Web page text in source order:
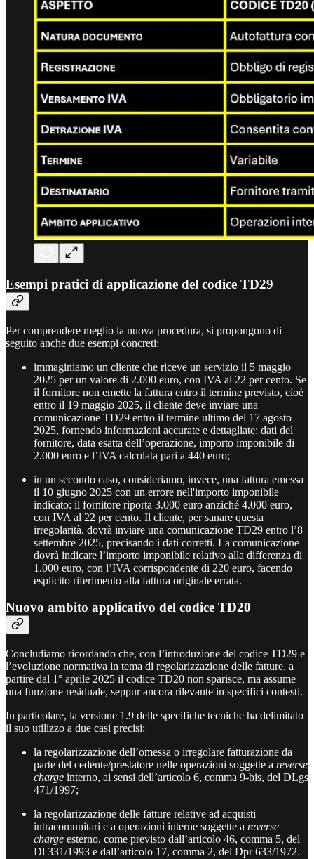
Esempi pratici di applicazione del codice TD29
Per comprendere meglio la nuova procedura, si propongono di
seguito anche due esempi concreti:
immaginiamo un cliente che riceve un servizio il 5 maggio
2025 per un valore di 2.000 euro, con IVA al 22 per cento. Se
il fornitore non emette la fattura entro il termine previsto, cioè
entro il 19 maggio 2025, il cliente deve inviare una
comunicazione TD29 entro il termine ultimo del 17 agosto
2025, fornendo informazioni accurate e dettagliate: dati del
fornitore, data esatta dell’operazione, importo imponibile di
2.000 euro e l’IVA calcolata pari a 440 euro;
in un secondo caso, consideriamo, invece, una fattura emessa
il 10 giugno 2025 con un errore nell'importo imponibile
indicato: il fornitore riporta 3.000 euro anziché 4.000 euro,
con IVA al 22 per cento. Il cliente, per sanare questa
irregolarità, dovrà inviare una comunicazione TD29 entro l’8
settembre 2025, precisando i dati corretti. La comunicazione
dovrà indicare l’importo imponibile relativo alla differenza di
1.000 euro, con l’IVA corrispondente di 220 euro, facendo
esplicito riferimento alla fattura originale errata.
Nuovo ambito applicativo del codice TD20
Concludiamo ricordando che, con l’introduzione del codice TD29 e
l’evoluzione normativa in tema di regolarizzazione delle fatture, a
partire dal 1° aprile 2025 il codice TD20 non sparisce, ma assume
una funzione residuale, seppur ancora rilevante in specifici contesti.
In particolare, la versione 1.9 delle specifiche tecniche ha delimitato
il suo utilizzo a due casi precisi:
la regolarizzazione dell’omessa o irregolare fatturazione da
parte del cedente/prestatore nelle operazioni soggette a reverse
charge interno, ai sensi dell’articolo 6, comma 9-bis, del DLgs
471/1997;
la regolarizzazione delle fatture relative ad acquisti
intracomunitari e a operazioni interne soggette a reverse
charge esterno, come previsto dall’articolo 46, comma 5, del
Dl 331/1993 e dall’articolo 17, comma 2, del Dpr 633/1972.